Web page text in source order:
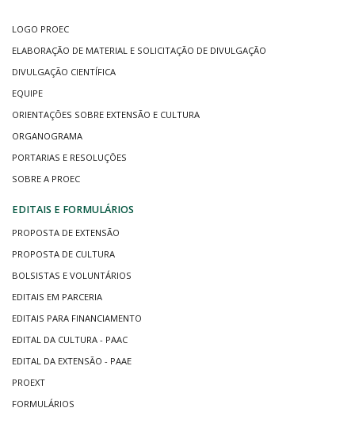
LOGO PROEC
ELABORAÇÃO DE MATERIAL E SOLICITAÇÃO DE DIVULGAÇÃO
DIVULGAÇÃO CIENTÍFICA
EQUIPE
ORIENTAÇÕES SOBRE EXTENSÃO E CULTURA
ORGANOGRAMA
PORTARIAS E RESOLUÇÕES
SOBRE A PROEC
EDITAIS E FORMULÁRIOS
PROPOSTA DE EXTENSÃO
PROPOSTA DE CULTURA
BOLSISTAS E VOLUNTÁRIOS
EDITAIS EM PARCERIA
EDITAIS PARA FINANCIAMENTO
EDITAL DA CULTURA - PAAC
EDITAL DA EXTENSÃO - PAAE
PROEXT
FORMULÁRIOS